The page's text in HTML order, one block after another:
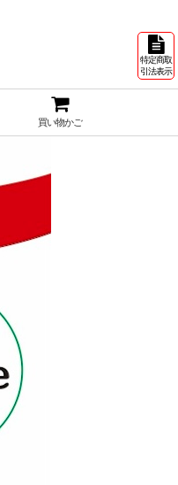
特定商取
引法表示
買い物かご